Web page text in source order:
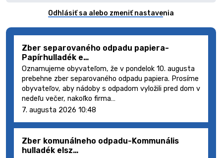
Odhlásiť sa alebo zmeniť nastavenia
Zber separovaného odpadu papiera-
Papírhulladék e…
Oznamujeme obyvateľom, že v pondelok 10. augusta
prebehne zber separovaného odpadu papiera. Prosíme
obyvateľov, aby nádoby s odpadom vyložili pred dom v
nedeľu večer, nakoľko firma…
7. augusta 2026 10:48
Zber komunálneho odpadu-Kommunális
hulladék elsz…